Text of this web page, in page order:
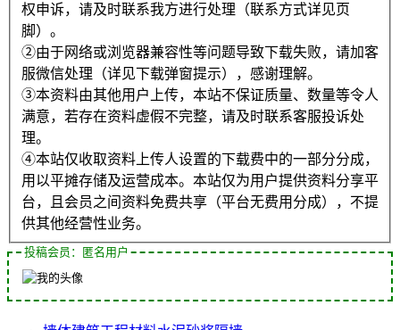
权申诉，请及时联系我方进行处理（联系方式详见页
脚）。
②由于网络或浏览器兼容性等问题导致下载失败，请加客
服微信处理（详见下载弹窗提示），感谢理解。
③本资料由其他用户上传，本站不保证质量、数量等令人
满意，若存在资料虚假不完整，请及时联系客服投诉处
理。
④本站仅收取资料上传人设置的下载费中的一部分分成，
用以平摊存储及运营成本。本站仅为用户提供资料分享平
台，且会员之间资料免费共享（平台无费用分成），不提
供其他经营性业务。
投稿会员：匿名用户